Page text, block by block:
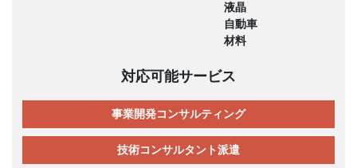
液晶
自動車
材料
対応可能サービス
事業開発コンサルティング
技術コンサルタント派遣